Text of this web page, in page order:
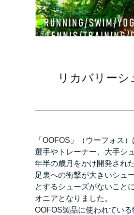
リカバリー
「OOFOS」（ウーフォス
選手やトレーナー、大手シ
年半の歳月をかけ開発され
足裏への衝撃が大きいシュ
とするシューズがないこと
オニアとなりました。
OOFOS製品に使われてい